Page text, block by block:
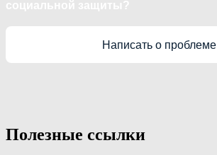
Написать о проблеме
Полезные ссылки